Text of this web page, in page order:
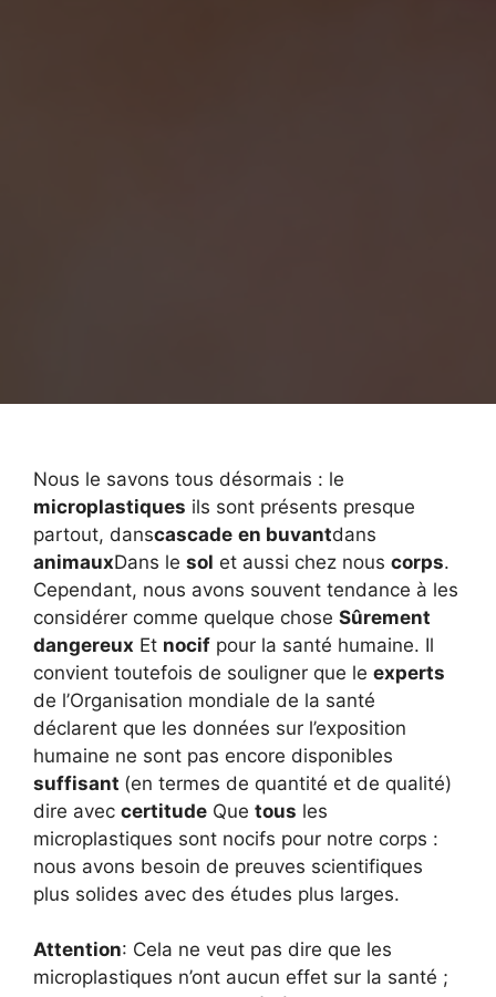
Nous le savons tous désormais : le
microplastiques ils sont présents presque
partout, danscascade en buvantdans
animauxDans le sol et aussi chez nous corps.
Cependant, nous avons souvent tendance à les
considérer comme quelque chose Sûrement
dangereux Et nocif pour la santé humaine. Il
convient toutefois de souligner que le experts
de l’Organisation mondiale de la santé
déclarent que les données sur l’exposition
humaine ne sont pas encore disponibles
suffisant (en termes de quantité et de qualité)
dire avec certitude Que tous les
microplastiques sont nocifs pour notre corps :
nous avons besoin de preuves scientifiques
plus solides avec des études plus larges.
Attention: Cela ne veut pas dire que les
microplastiques n’ont aucun effet sur la santé ;